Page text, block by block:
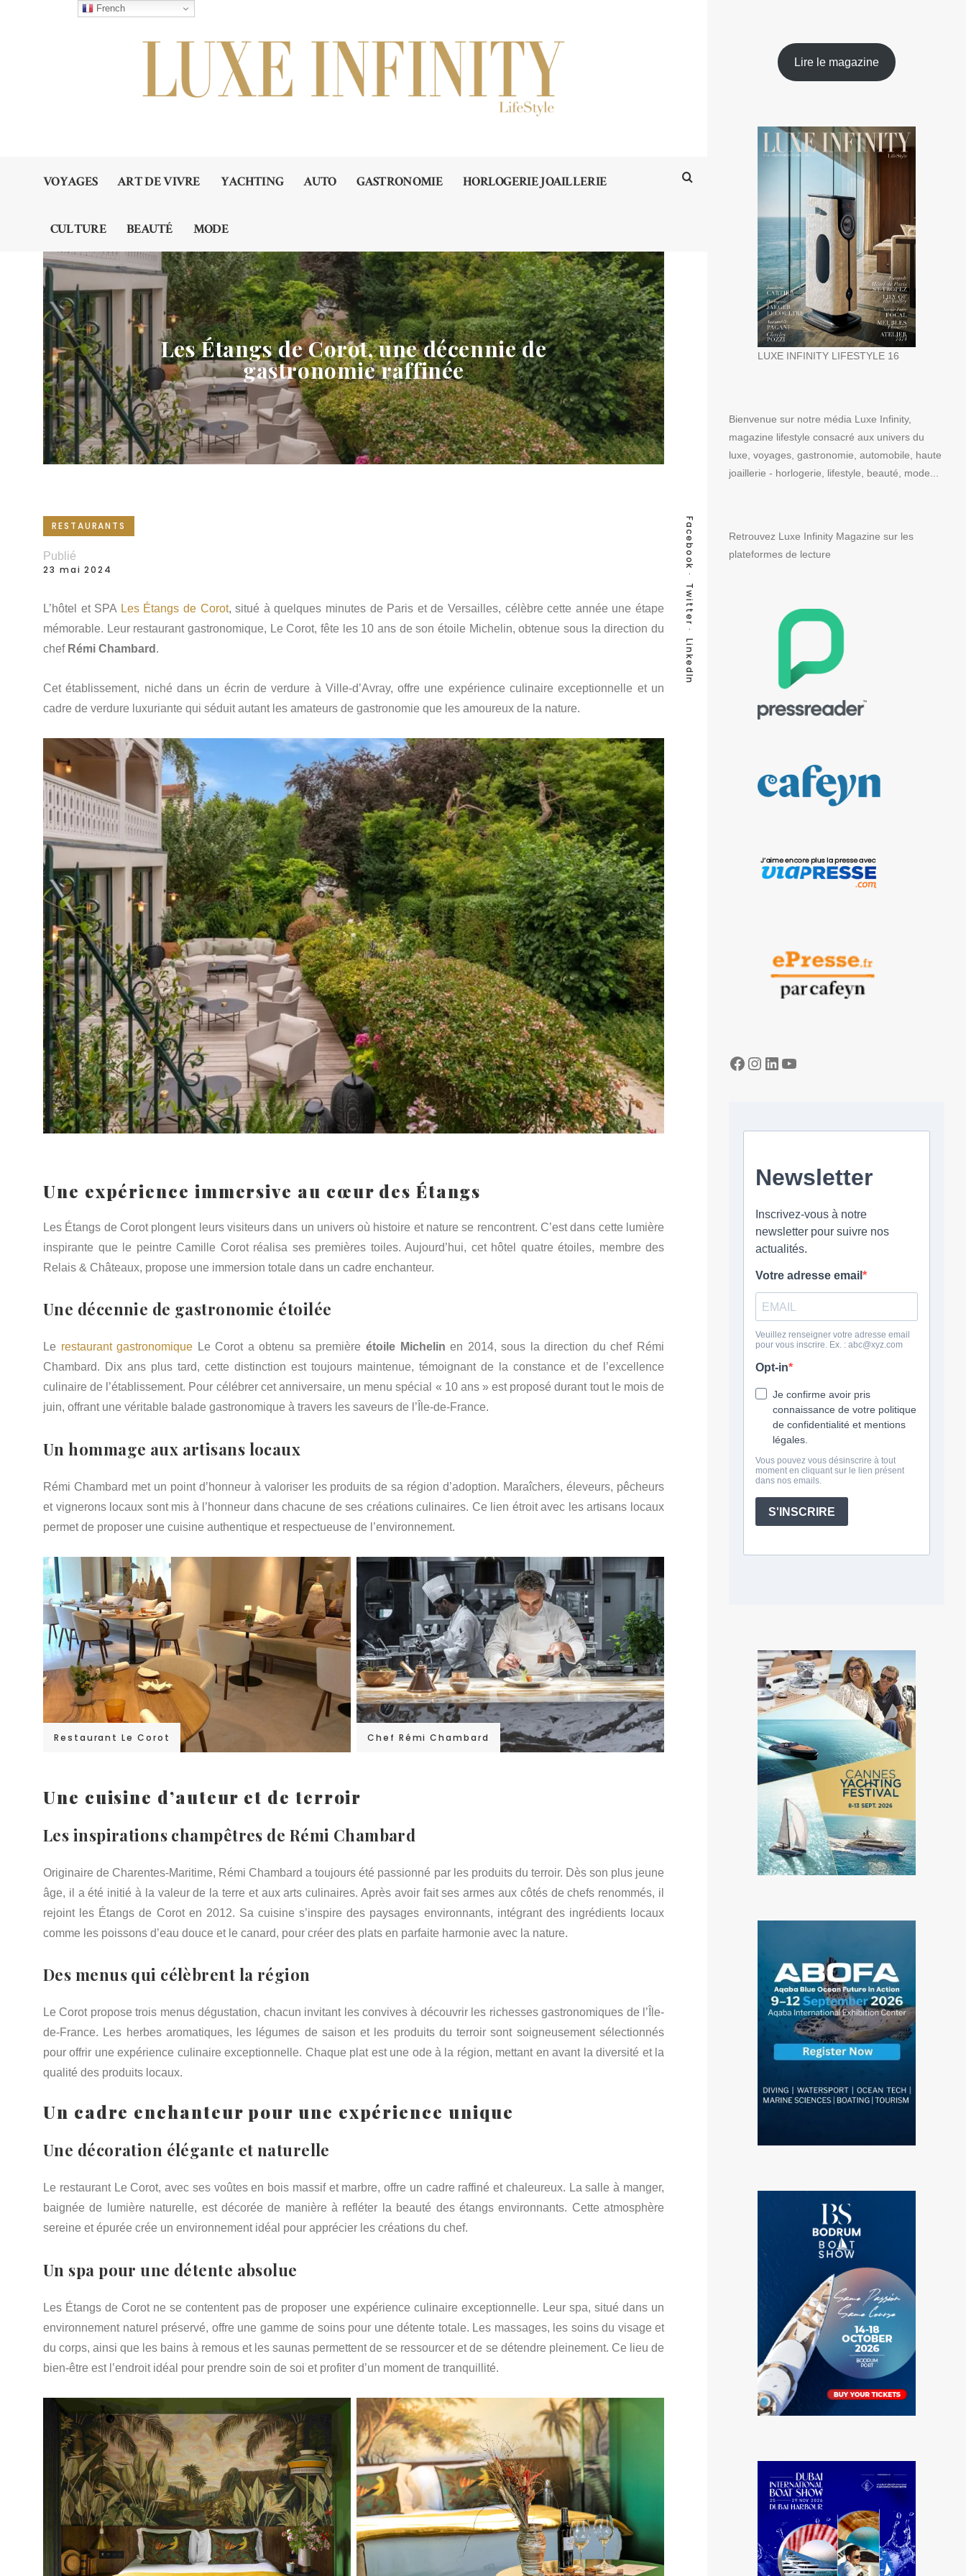
VOYAGES ART DE VIVRE YACHTING AUTO GASTRONOMIE HORLOGERIE JOAILLERIE
CULTURE BEAUTÉ MODE
Les Étangs de Corot, une décennie de
gastronomie raffinée
Facebook
Twitter
LinkedIn
RESTAURANTS
Publié
23 mai 2024
L’hôtel et SPA Les Étangs de Corot, situé à quelques minutes de Paris et de Versailles, célèbre cette année une étape
mémorable. Leur restaurant gastronomique, Le Corot, fête les 10 ans de son étoile Michelin, obtenue sous la direction du
chef Rémi Chambard .
Cet établissement, niché dans un écrin de verdure à Ville-d’Avray, offre une expérience culinaire exceptionnelle et un
cadre de verdure luxuriante qui séduit autant les amateurs de gastronomie que les amoureux de la nature.
Une expérience immersive au cœur des Étangs
Les Étangs de Corot plongent leurs visiteurs dans un univers où histoire et nature se rencontrent. C’est dans cette lumière
inspirante que le peintre Camille Corot réalisa ses premières toiles. Aujourd’hui, cet hôtel quatre étoiles, membre des
Relais & Châteaux, propose une immersion totale dans un cadre enchanteur.
Une décennie de gastronomie étoilée
Le restaurant gastronomique Le Corot a obtenu sa premièreétoile Michelin en 2014, sous la direction du chef Rémi
Chambard. Dix ans plus tard, cette distinction est toujours maintenue, témoignant de la constance et de l’excellence
culinaire de l’établissement. Pour célébrer cet anniversaire, un menu spécial « 10 ans » est proposé durant tout le mois de
juin, offrant une véritable balade gastronomique à travers les saveurs de l’Île-de-France.
Un hommage aux artisans locaux
Rémi Chambard met un point d’honneur à valoriser les produits de sa région d’adoption. Maraîchers, éleveurs, pêcheurs
et vignerons locaux sont mis à l’honneur dans chacune de ses créations culinaires. Ce lien étroit avec les artisans locaux
permet de proposer une cuisine authentique et respectueuse de l’environnement.
Restaurant Le Corot Chef Rémi Chambard
Une cuisine d’auteur et de terroir
Les inspirations champêtres de Rémi Chambard
Originaire de Charentes-Maritime, Rémi Chambard a toujours été passionné par les produits du terroir. Dès son plus jeune
âge, il a été initié à la valeur de la terre et aux arts culinaires. Après avoir fait ses armes aux côtés de chefs renommés, il
rejoint les Étangs de Corot en 2012. Sa cuisine s’inspire des paysages environnants, intégrant des ingrédients locaux
comme les poissons d’eau douce et le canard, pour créer des plats en parfaite harmonie avec la nature.
Des menus qui célèbrent la région
Le Corot propose trois menus dégustation, chacun invitant les convives à découvrir les richesses gastronomiques de l’Île-
de-France. Les herbes aromatiques, les légumes de saison et les produits du terroir sont soigneusement sélectionnés
pour offrir une expérience culinaire exceptionnelle. Chaque plat est une ode à la région, mettant en avant la diversité et la
qualité des produits locaux.
Un cadre enchanteur pour une expérience unique
Une décoration élégante et naturelle
Le restaurant Le Corot, avec ses voûtes en bois massif et marbre, offre un cadre raffiné et chaleureux. La salle à manger,
baignée de lumière naturelle, est décorée de manière à refléter la beauté des étangs environnants. Cette atmosphère
sereine et épurée crée un environnement idéal pour apprécier les créations du chef.
Un spa pour une détente absolue
Les Étangs de Corot ne se contentent pas de proposer une expérience culinaire exceptionnelle. Leur spa, situé dans un
environnement naturel préservé, offre une gamme de soins pour une détente totale. Les massages, les soins du visage et
du corps, ainsi que les bains à remous et les saunas permettent de se ressourcer et de se détendre pleinement. Ce lieu de
bien-être est l’endroit idéal pour prendre soin de soi et profiter d’un moment de tranquillité.
Lire le magazine
LUXE INFINITY LIFESTYLE 16
Bienvenue sur notre média Luxe Infinity,
magazine lifestyle consacré aux univers du
luxe, voyages, gastronomie, automobile, haute
joaillerie - horlogerie, lifestyle, beauté, mode...
Retrouvez Luxe Infinity Magazine sur les
plateformes de lecture
Facebook
Instagram
LinkedIn
YouTube
French